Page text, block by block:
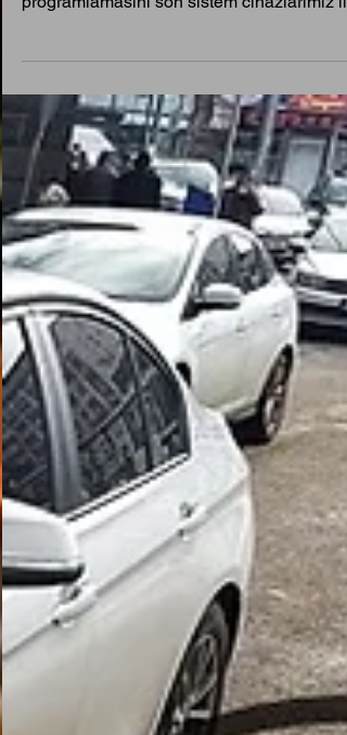
marka ve model araçların oto anahtarının
yapmaktayız.